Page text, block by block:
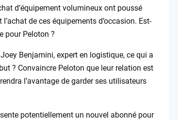
d’équipement volumineux ont poussé
de ces équipements d’occasion. Est-
pour Peloton ?
Benjamini, expert en logistique, ce qui a
? Convaincre Peloton que leur relation est
l’avantage de garder ses utilisateurs
potentiellement un nouvel abonné pour